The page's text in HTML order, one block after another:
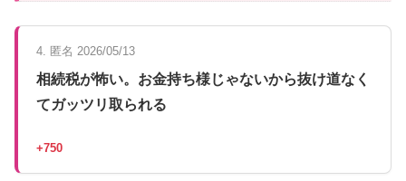
4. 匿名 2026/05/13
相続税が怖い。お金持ち様じゃないから抜け道なく
てガッツリ取られる
+750